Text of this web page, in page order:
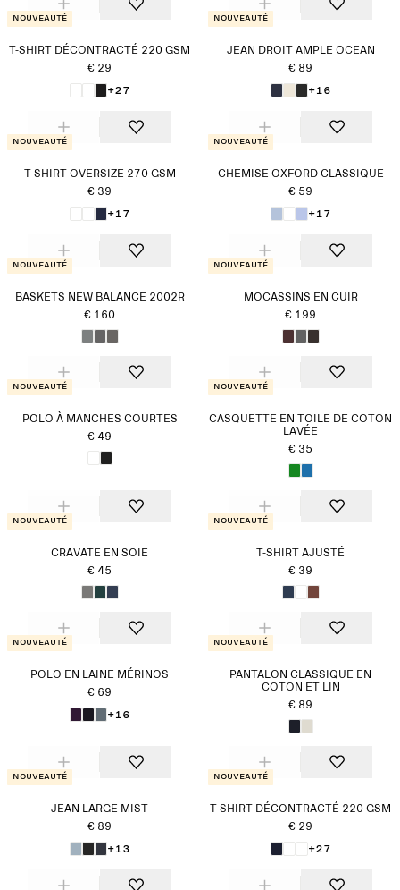
Nouveauté
T-SHIRT DÉCONTRACTÉ 220 GSM
€ 29
+27
Nouveauté
JEAN DROIT AMPLE OCEAN
€ 89
+16
Nouveauté
T-SHIRT OVERSIZE 270 GSM
€ 39
+17
Nouveauté
CHEMISE OXFORD CLASSIQUE
€ 59
+17
Nouveauté
BASKETS NEW BALANCE 2002R
€ 160
Nouveauté
MOCASSINS EN CUIR
€ 199
Nouveauté
POLO À MANCHES COURTES
€ 49
Nouveauté
CASQUETTE EN TOILE DE COTON
LAVÉE
€ 35
Nouveauté
CRAVATE EN SOIE
€ 45
Nouveauté
T-SHIRT AJUSTÉ
€ 39
Nouveauté
POLO EN LAINE MÉRINOS
€ 69
+16
Nouveauté
PANTALON CLASSIQUE EN
COTON ET LIN
€ 89
Nouveauté
JEAN LARGE MIST
€ 89
+13
Nouveauté
T-SHIRT DÉCONTRACTÉ 220 GSM
€ 29
+27